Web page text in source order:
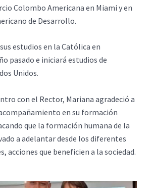
Colombo Americana en Miami y en
de Desarrollo.
estudios en la Católica en
pasado e iniciará estudios de
Unidos.
con el Rector, Mariana agradeció a
en su formación
que la formación humana de la
a adelantar desde los diferentes
acciones que beneficien a la sociedad.